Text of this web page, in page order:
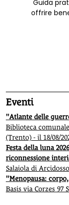
Guida
Eventi
"Atlante delle
Biblioteca
(Trento) - il 18/08/
Festa della luna
riconnessione
Salaiola di
"Menopausa:
Basis via Corzes 97